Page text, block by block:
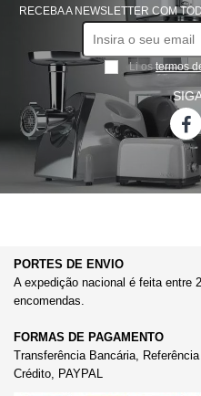
RECEBA A NEWSLETTER COM
Li ostermos
PORTES DE ENVIO
A expedição nacional é feita entre
encomendas.
FORMAS DE PAGAMENTO
Transferência Bancária,
Crédito, PAYPAL